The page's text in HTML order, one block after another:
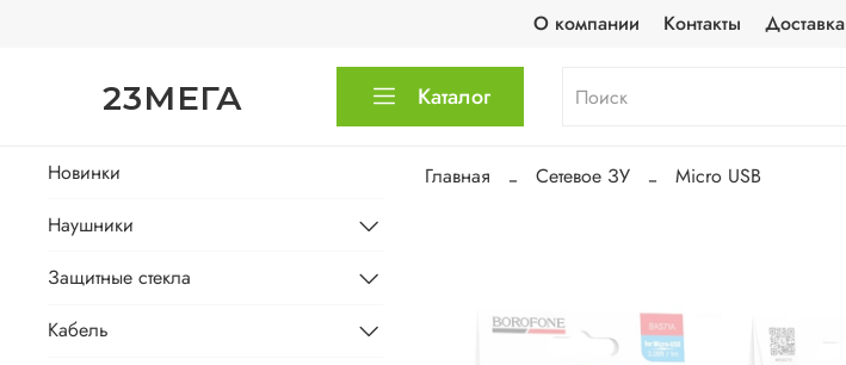
О компании Контакты Доставка
23МЕГА Каталог
Главная Сетевое ЗУ Micro USB
Новинки
Наушники
Защитные стекла
Кабель